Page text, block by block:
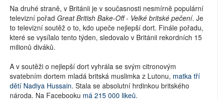
Na druhé straně, v Británii je v současnosti nesmírně populární
televizní pořad Great British Bake-Off - Velké britské pečení. Je
to televizní soutěž o to, kdo upeče nejlepší dort. Finále pořadu,
které se vysílalo tento týden, sledovalo v Británii rekordních 15
milionů diváků.
A v soutěži o nejlepší dort vyhrála se svým citronovým
svatebním dortem mladá britská muslimka z Lutonu, matka tří
dětí Nadiya Hussain. Stala se absolutní hrdinkou britského
národa. Na Facebooku má 215 000 likeů.